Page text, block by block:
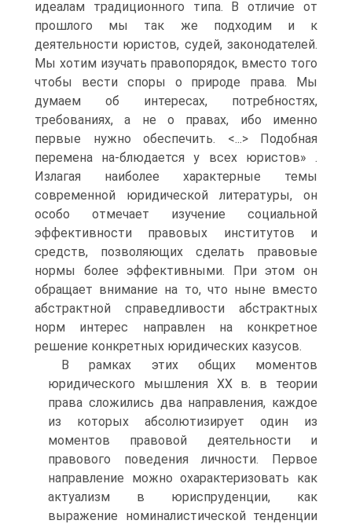
идеалам традиционного типа. В отличие от
прошлого мы так же подходим и к
деятельности юристов, судей, законодателей.
Мы хотим изучать правопорядок, вместо того
чтобы вести споры о природе права. Мы
думаем об интересах, потребностях,
требованиях, а не о правах, ибо именно
первые нужно обеспечить. <...> Подобная
перемена на-блюдается у всех юристов» .
Излагая наиболее характерные темы
современной юридической литературы, он
особо отмечает изучение социальной
эффективности правовых институтов и
средств, позволяющих сделать правовые
нормы более эффективными. При этом он
обращает внимание на то, что ныне вместо
абстрактной справедливости абстрактных
норм интерес направлен на конкретное
решение конкретных юридических казусов.
В рамках этих общих моментов
юридического мышления XX в. в теории
права сложились два направления, каждое
из которых абсолютизирует один из
моментов правовой деятельности и
правового поведения личности. Первое
направление можно охарактеризовать как
актуализм в юриспруденции, как
выражение номиналистической тенденции